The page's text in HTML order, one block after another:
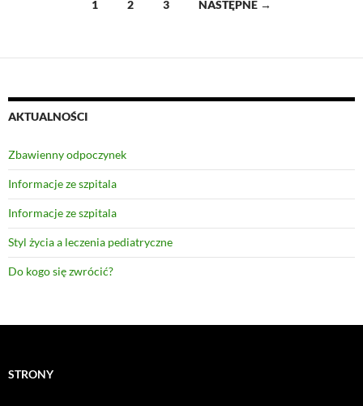
wpisach
1 2 3 NASTĘPNE →
AKTUALNOŚCI
Zbawienny odpoczynek
Informacje ze szpitala
Informacje ze szpitala
Styl życia a leczenia pediatryczne
Do kogo się zwrócić?
STRONY